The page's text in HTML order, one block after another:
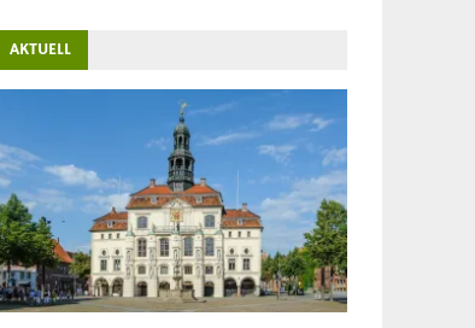
AKTUELL